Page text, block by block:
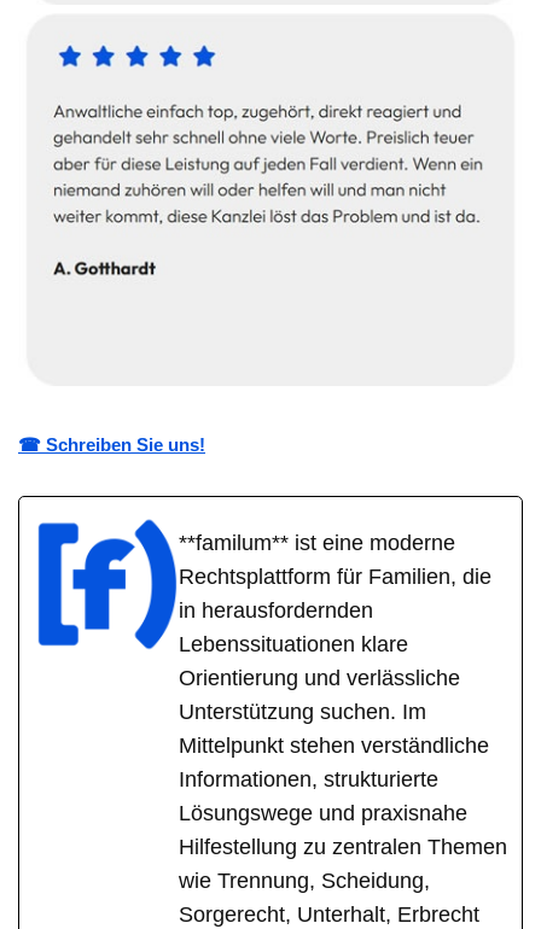
☎ Schreiben Sie uns!
**familum** ist eine moderne
Rechtsplattform für Familien, die
in herausfordernden
Lebenssituationen klare
Orientierung und verlässliche
Unterstützung suchen. Im
Mittelpunkt stehen verständliche
Informationen, strukturierte
Lösungswege und praxisnahe
Hilfestellung zu zentralen Themen
wie Trennung, Scheidung,
Sorgerecht, Unterhalt, Erbrecht